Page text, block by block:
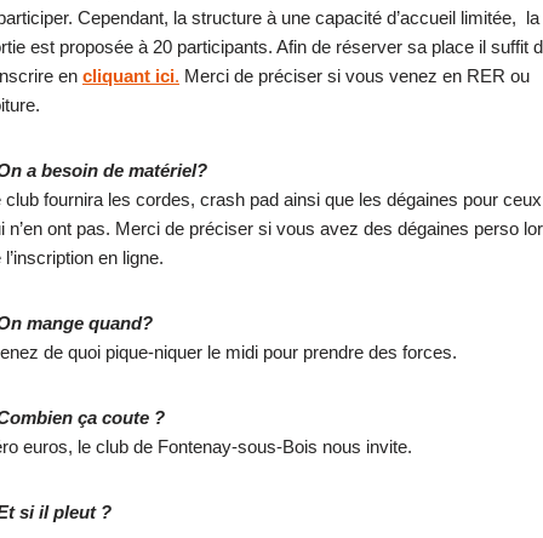
Cependant, la structure à une capacité d’accueil limitée, la
est proposée à 20 participants. Afin de réserver sa place il suffit
en cliquant ici. Merci de préciser si vous venez en RER ou
a besoin de matériel?
club fournira les cordes, crash pad ainsi que les dégaines pour ceux
n’en ont pas. Merci de préciser si vous avez des dégaines perso
l’inscription en ligne.
mange quand?
de quoi pique-niquer le midi pour prendre des forces.
ça coute ?
euros, le club de Fontenay-sous-Bois nous invite.
si il pleut ?